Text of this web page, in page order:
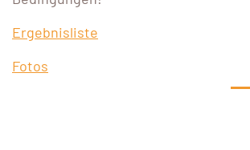
Ergebnisliste
Fotos